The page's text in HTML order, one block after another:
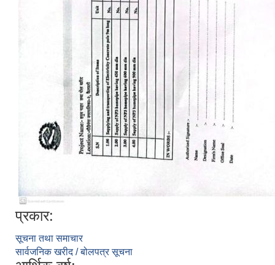
प्रकार:
सूचना तथा समाचार
सार्वजनिक खरीद / बोलपत्र सूचना